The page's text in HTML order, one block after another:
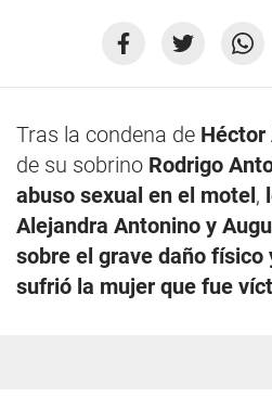
Tras la condena de Héctor
de su sobrino Rodrigo
abuso sexual en el motel ,
Alejandra Antonino y
sobre el grave daño físico
sufrió la mujer que fue